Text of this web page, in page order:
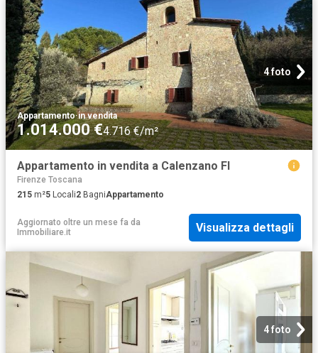
4 foto
Appartamento·in vendita
1.014.000 €4.716 €/m²
Appartamento in vendita a Calenzano FI
Firenze Toscana
215 m²5 Locali2 BagniAppartamento
Aggiornato oltre un mese fa da
Immobiliare.it
Visualizza dettagli
4 foto